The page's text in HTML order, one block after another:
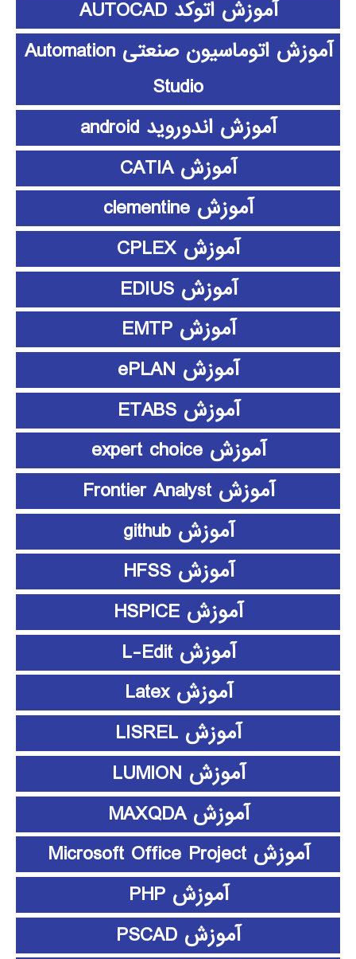
آموزش اتوکد AUTOCAD
آموزش اتوماسیون صنعتی Automation
Studio
آموزش اندوروید android
آموزش CATIA
آموزش clementine
آموزش CPLEX
آموزش EDIUS
آموزش EMTP
آموزش ePLAN
آموزش ETABS
آموزش expert choice
آموزش Frontier Analyst
آموزش github
آموزش HFSS
آموزش HSPICE
آموزش L-Edit
آموزش Latex
آموزش LISREL
آموزش LUMION
آموزش MAXQDA
آموزش Microsoft Office Project
آموزش PHP
آموزش PSCAD